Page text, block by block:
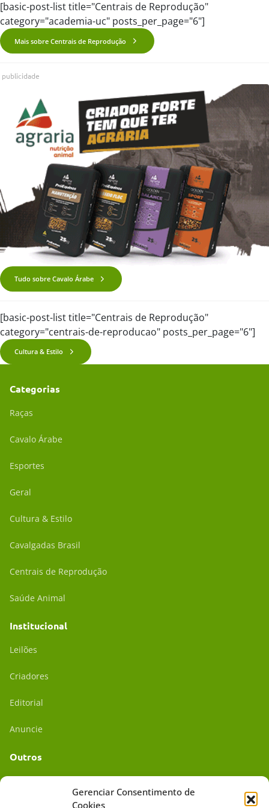
Gerenciar Consentimento de
Cookies
[basic-post-list title="Centrais de Reprodução"
category="academia-uc" posts_per_page="6"]
Mais sobre Centrais de Reprodução
publicidade
Tudo sobre Cavalo Árabe
[basic-post-list title="Centrais de Reprodução"
category="centrais-de-reproducao" posts_per_page="6"]
Cultura & Estilo
Categorias
Raças
Cavalo Árabe
Esportes
Geral
Cultura & Estilo
Cavalgadas Brasil
Centrais de Reprodução
Saúde Animal
Institucional
Leilões
Criadores
Editorial
Anuncie
Outros